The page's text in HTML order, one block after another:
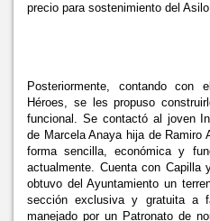
precio para sostenimiento del
Posteriormente, contando con
Héroes, se les propuso
funcional. Se contactó al joven
de Marcela Anaya hija de Ramiro
forma sencilla, económica y
actualmente. Cuenta con
obtuvo del Ayuntamiento un
sección exclusiva y gratuita a
manejado por un Patronato de